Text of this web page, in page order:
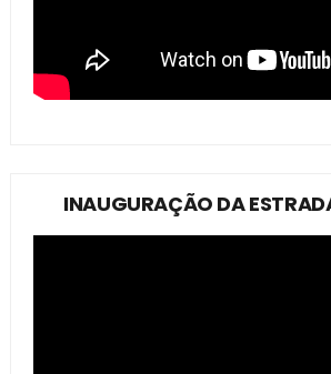
INAUGURAÇÃO DA